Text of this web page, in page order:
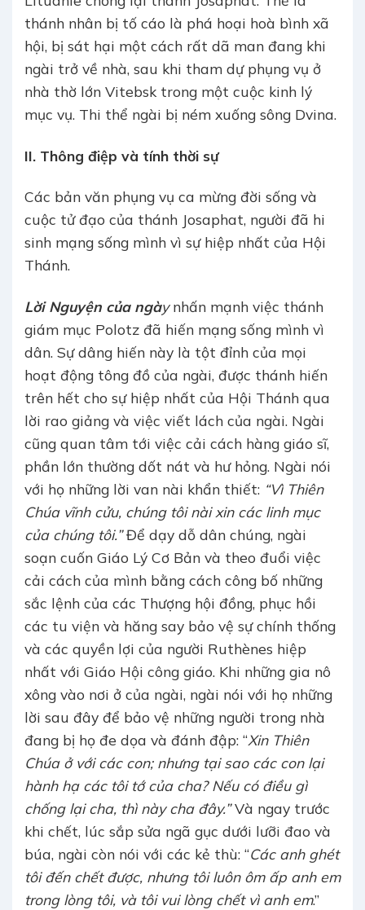
thánh nhân bị tố cáo là phá hoại hoà bình xã
hội, bị sát hại một cách rất dã man đang khi
ngài trở về nhà, sau khi tham dự phụng vụ ở
nhà thờ lớn Vitebsk trong một cuộc kinh lý
mục vụ. Thi thể ngài bị ném xuống sông Dvina.
II. Thông điệp và tính thời sự
Các bản văn phụng vụ ca mừng đời sống và
cuộc tử đạo của thánh Josaphat, người đã hi
sinh mạng sống mình vì sự hiệp nhất của Hội
Thánh.
Lời Nguyện của ngàynhấn mạnh việc thánh
giám mục Polotz đã hiến mạng sống mình vì
dân. Sự dâng hiến này là tột đỉnh của mọi
hoạt động tông đồ của ngài, được thánh hiến
trên hết cho sự hiệp nhất của Hội Thánh qua
lời rao giảng và việc viết lách của ngài. Ngài
cũng quan tâm tới việc cải cách hàng giáo sĩ,
phần lớn thường dốt nát và hư hỏng. Ngài nói
với họ những lời van nài khẩn thiết: “Vì Thiên
Chúa vĩnh cửu, chúng tôi nài xin các linh mục
của chúng tôi.”Để dạy dỗ dân chúng, ngài
soạn cuốn Giáo Lý Cơ Bản và theo đuổi việc
cải cách của mình bằng cách công bố những
sắc lệnh của các Thượng hội đồng, phục hồi
các tu viện và hăng say bảo vệ sự chính thống
và các quyền lợi của người Ruthènes hiệp
nhất với Giáo Hội công giáo. Khi những gia nô
xông vào nơi ở của ngài, ngài nói với họ những
lời sau đây để bảo vệ những người trong nhà
đang bị họ đe dọa và đánh đập: “Xin Thiên
Chúa ở với các con; nhưng tại sao các con lại
hành hạ các tôi tớ của cha? Nếu có điều gì
chống lại cha, thì này cha đây.”Và ngay trước
khi chết, lúc sắp sửa ngã gục dưới lưỡi đao và
búa, ngài còn nói với các kẻ thù: “Các anh ghét
tôi đến chết được, nhưng tôi luôn ôm ấp anh em
trong lòng tôi, và tôi vui lòng chết vì anh em.”